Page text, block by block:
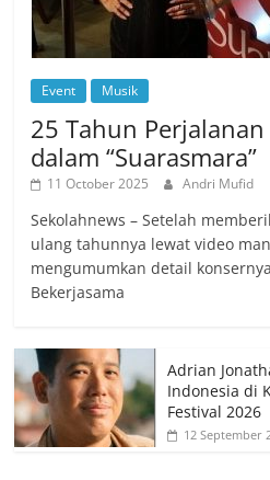
Event Musik
25 Tahun
dalam “Suarasmara”
11 October 2025 Andri Mufid
Sekolahnews – Setelah
ulang tahunnya lewat video
mengumumkan detail
Bekerjasama
Adrian
Indonesia di
Festival 2026
12 September